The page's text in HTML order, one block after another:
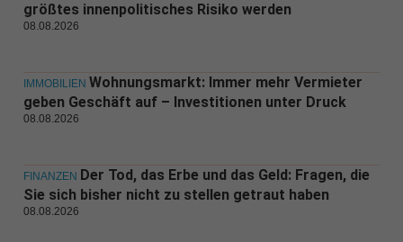
größtes innenpolitisches Risiko werden
08.08.2026
IMMOBILIEN Wohnungsmarkt: Immer mehr Vermieter
geben Geschäft auf – Investitionen unter Druck
08.08.2026
FINANZEN Der Tod, das Erbe und das Geld: Fragen, die
Sie sich bisher nicht zu stellen getraut haben
08.08.2026